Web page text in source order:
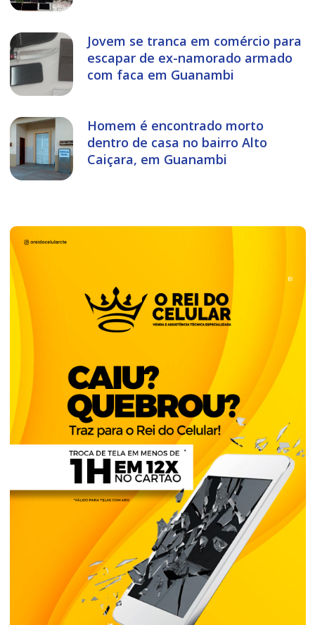
Jovem se tranca em comércio para
escapar de ex-namorado armado
com faca em Guanambi
Homem é encontrado morto
dentro de casa no bairro Alto
Caiçara, em Guanambi